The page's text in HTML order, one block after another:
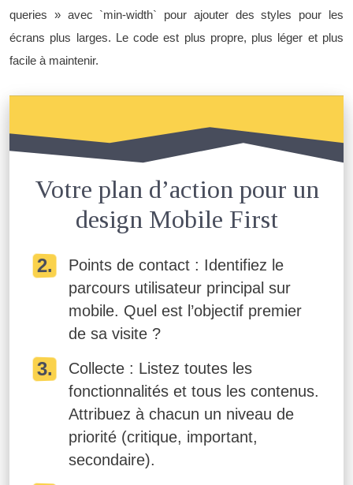
queries » avec `min-width` pour ajouter des styles pour les
écrans plus larges. Le code est plus propre, plus léger et plus
facile à maintenir.
Votre plan d’action pour un
design Mobile First
Points de contact : Identifiez le
parcours utilisateur principal sur
mobile. Quel est l’objectif premier
de sa visite ?
Collecte : Listez toutes les
fonctionnalités et tous les contenus.
Attribuez à chacun un niveau de
priorité (critique, important,
secondaire).